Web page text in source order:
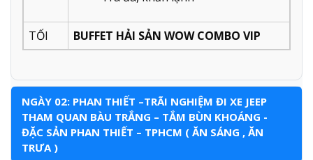
TỐI BUFFET HẢI SẢN WOW COMBO VIP
NGÀY 02: PHAN THIẾT –TRÃI NGHIỆM ĐI XE JEEP
THAM QUAN BÀU TRẮNG – TẮM BÙN KHOÁNG -
ĐẶC SẢN PHAN THIẾT – TPHCM ( ĂN SÁNG , ĂN
TRƯA )